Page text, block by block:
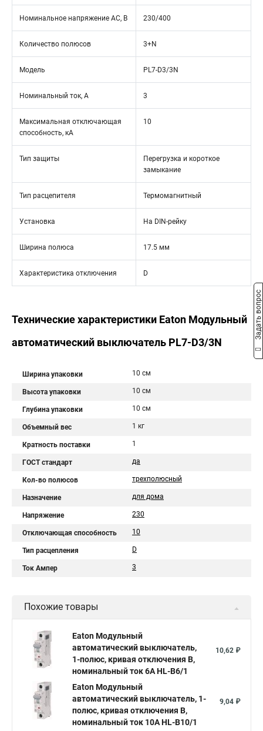
Номинальное напряжение АС, В 230/400
Количество полюсов 3+N
Модель PL7-D3/3N
Номинальный ток, А 3
Максимальная отключающая
способность, кА
10
Тип защиты
Перегрузка и короткое
замыкание
Тип расцепителя Термомагнитный
Установка На DIN-рейку
Ширина полюса 17.5 мм
Характеристика отключения D
Технические характеристики Eaton Модульный
автоматический выключатель PL7-D3/3N
Ширина упаковки 10 см
Высота упаковки 10 см
Глубина упаковки 10 см
Объемный вес 1 кг
Кратность поставки 1
ГОСТ стандарт да
Кол-во полюсов трехполюсный
Назначение для дома
Напряжение 230
Отключающая способность 10
Тип расцепления D
Ток Ампер 3
Похожие товары
Eaton Модульный
автоматический выключатель,
1-полюс, кривая отключения B,
номинальный ток 6А HL-B6/1
10,62 ₽
Eaton Модульный
автоматический выключатель, 1-
полюс, кривая отключения B,
номинальный ток 10А HL-B10/1
9,04 ₽
Задать вопрос